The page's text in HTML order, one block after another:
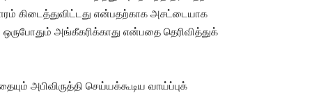
கிடைத்துவிட்டது என்பதற்காக அசட்டையாக
அங்கீகரிக்காது என்பதை தெரிவித்துக்
அபிவிருத்தி செய்யக்கூடிய வாய்ப்புக்